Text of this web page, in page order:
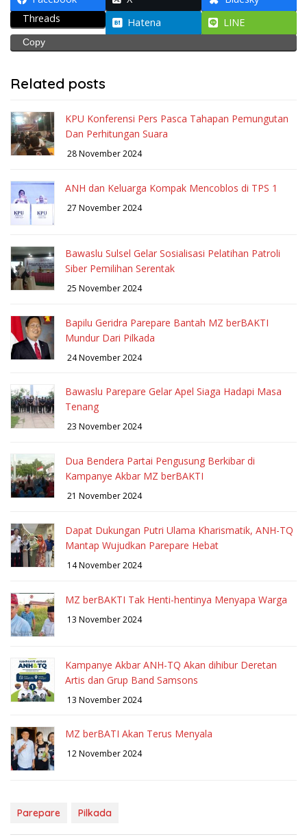
Threads
Hatena LINE
Copy
Related posts
KPU Konferensi Pers Pasca Tahapan Pemungutan
Dan Perhitungan Suara
28 November 2024
ANH dan Keluarga Kompak Mencoblos di TPS 1
27 November 2024
Bawaslu Sulsel Gelar Sosialisasi Pelatihan Patroli
Siber Pemilihan Serentak
25 November 2024
Bapilu Geridra Parepare Bantah MZ berBAKTI
Mundur Dari Pilkada
24 November 2024
Bawaslu Parepare Gelar Apel Siaga Hadapi Masa
Tenang
23 November 2024
Dua Bendera Partai Pengusung Berkibar di
Kampanye Akbar MZ berBAKTI
21 November 2024
Dapat Dukungan Putri Ulama Kharismatik, ANH-TQ
Mantap Wujudkan Parepare Hebat
14 November 2024
MZ berBAKTI Tak Henti-hentinya Menyapa Warga
13 November 2024
Kampanye Akbar ANH-TQ Akan dihibur Deretan
Artis dan Grup Band Samsons
13 November 2024
MZ berBATI Akan Terus Menyala
12 November 2024
Parepare Pilkada